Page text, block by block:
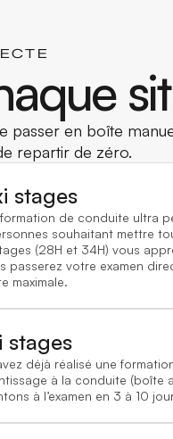
passer en boîte
repartir de zéro.
stages
de conduite ultra
souhaitant mettre
(28H et 34H) vous
passerez votre examen
maximale.
stages
déjà réalisé une
à la conduite (boîte
à l’examen en 3 à 10